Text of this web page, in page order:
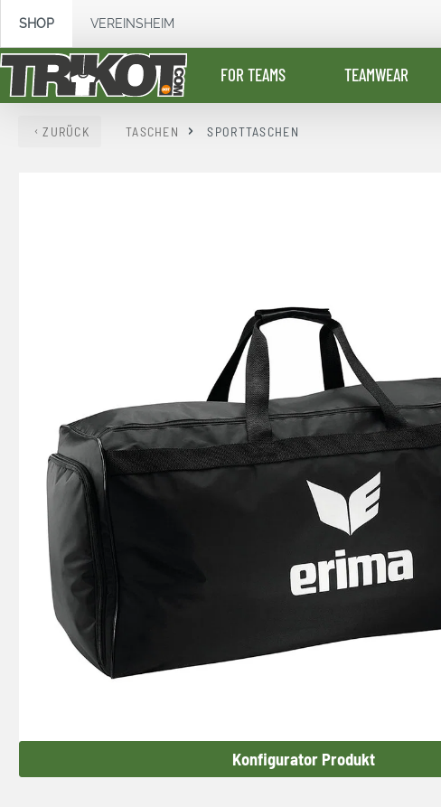
Zur Hauptnavigation springen
SHOP VEREINSHEIM
FOR TEAMS TEAMWEAR
ZURÜCK TASCHEN SPORTTASCHEN
Konfigurator Produkt